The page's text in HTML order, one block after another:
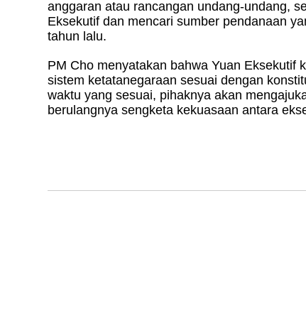
anggaran atau rancangan undang-undang,
Eksekutif dan mencari sumber pendanaan
tahun lalu.
PM Cho menyatakan bahwa Yuan Eksekutif
sistem ketatanegaraan sesuai dengan
waktu yang sesuai, pihaknya akan
berulangnya sengketa kekuasaan antara